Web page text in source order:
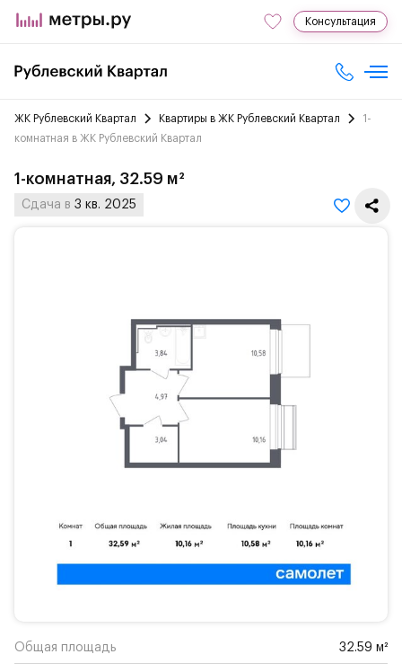
Консультация
ЖК Рублевский Квартал Квартиры в ЖК Рублевский Квартал
1-
комнатная в ЖК Рублевский Квартал
1-комнатная, 32.59 м²
Сдача в 3 кв. 2025
Общая площадь 32.59 м²